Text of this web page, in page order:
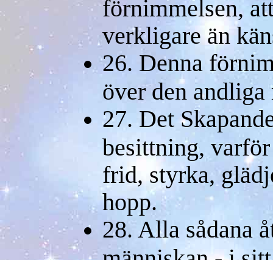
förnimmelsen,
verkligare än
26. Denna
över den andliga
27. Det
besittning,
frid, styrka,
hopp.
28. Alla sådana